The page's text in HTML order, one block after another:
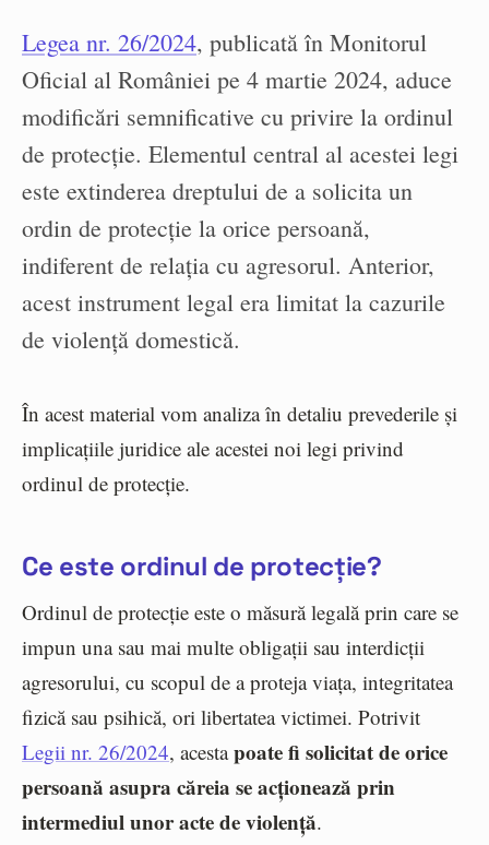
Legea nr. 26/2024, publicată în Monitorul
Oficial al României pe 4 martie 2024, aduce
modificări semnificative cu privire la ordinul
de protecție. Elementul central al acestei legi
este extinderea dreptului de a solicita un
ordin de protecție la orice persoană,
indiferent de relația cu agresorul. Anterior,
acest instrument legal era limitat la cazurile
de violență domestică.
În acest material vom analiza în detaliu prevederile și
implicațiile juridice ale acestei noi legi privind
ordinul de protecție.
Ce este ordinul de protecție?
Ordinul de protecție este o măsură legală prin care se
impun una sau mai multe obligații sau interdicții
agresorului, cu scopul de a proteja viața, integritatea
fizică sau psihică, ori libertatea victimei. Potrivit
Legii nr. 26/2024, acestapoate fi solicitat de orice
persoană asupra căreia se acționează prin
intermediul unor acte de violență.